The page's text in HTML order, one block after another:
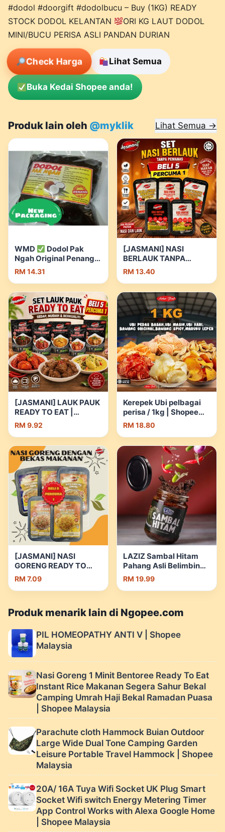
#dodol #doorgift #dodolbucu – Buy (1KG) READY
STOCK DODOL KELANTAN
ORI KG LAUT DODOL
MINI/BUCU PERISA ASLI PANDAN DURIAN
Check Harga Lihat Semua
Buka Kedai Shopee anda!
Produk lain oleh @myklik Lihat Semua →
WMD
Dodol Pak
Ngah Original Penang
500g
Murah & Tahan Lama |
RM 14.31
[JASMANI] NASI
BERLAUK TANPA
PEMANAS READY TO
EAT | Shopee Malaysia
RM 13.40
[JASMANI] LAUK PAUK
READY TO EAT |
Shopee Malaysia
RM 9.92
Kerepek Ubi pelbagai
perisa / 1kg | Shopee
Malaysia
RM 18.80
[JASMANI] NASI
GORENG READY TO
EAT DENGAN BEKAS
MAKANAN | Shopee
RM 7.09
LAZIZ Sambal Hitam
Pahang Asli Belimbing
Buluh Pedas Manis
RM 19.99
Produk menarik lain di Ngopee.com
PIL HOMEOPATHY ANTI V | Shopee
Malaysia
Nasi Goreng 1 Minit Bentoree Ready To Eat
Instant Rice Makanan Segera Sahur Bekal
Camping Umrah Haji Bekal Ramadan Puasa
| Shopee Malaysia
Parachute cloth Hammock Buian Outdoor
Large Wide Dual Tone Camping Garden
Leisure Portable Travel Hammock | Shopee
Malaysia
20A/ 16A Tuya Wifi Socket UK Plug Smart
Socket Wifi switch Energy Metering Timer
App Control Works with Alexa Google Home
| Shopee Malaysia